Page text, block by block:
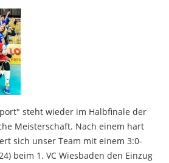
steht wieder im Halbfinale der
Meisterschaft. Nach einem hart
sich unser Team mit einem 3:0-
beim 1. VC Wiesbaden den Einzug